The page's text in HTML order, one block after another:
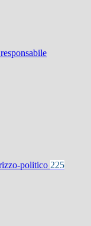
politico 225